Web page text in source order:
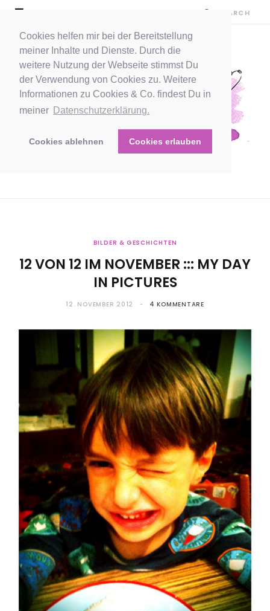
Cookies helfen mir bei der Bereitstellung
meiner Inhalte und Dienste. Durch die
weitere Nutzung der Webseite stimmst Du
der Verwendung von Cookies zu. Weitere
Informationen zu Cookies & Co. findest Du in
meiner Datenschutzerklärung.
Cookies ablehnen Cookies erlauben
BILDER & GESCHICHTEN
12 VON 12 IM NOVEMBER ::: MY DAY
IN PICTURES
12. NOVEMBER 2012 4 KOMMENTARE